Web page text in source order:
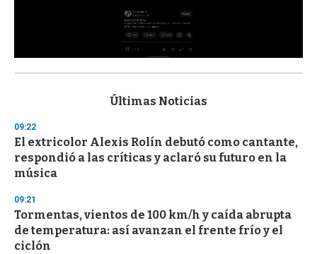
s
d
s
o
f
3
s
e
c
o
n
Últimas Noticias
09:22
El extricolor Alexis Rolín debutó como cantante,
respondió a las críticas y aclaró su futuro en la
música
09:21
Tormentas, vientos de 100 km/h y caída abrupta
de temperatura: así avanzan el frente frío y el
ciclón